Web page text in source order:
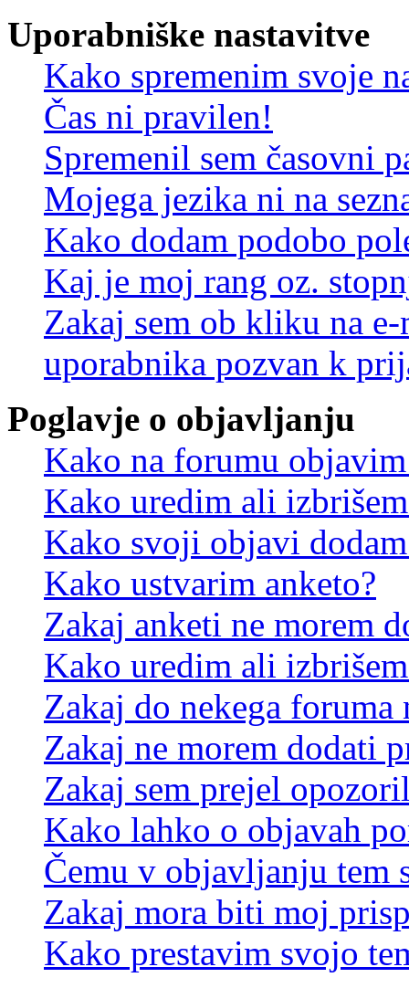
Uporabniške nastavitve
Kako spremenim svoje
Čas ni pravilen!
Spremenil sem časovni
Mojega jezika ni na
Kako dodam podobo
Kaj je moj rang oz.
Zakaj sem ob kliku na
uporabnika pozvan k
Poglavje o objavljanju
Kako na forumu
Kako uredim ali
Kako svoji objavi
Kako ustvarim anketo?
Zakaj anketi ne morem
Kako uredim ali
Zakaj do nekega foruma
Zakaj ne morem dodati
Zakaj sem prejel
Kako lahko o objavah
Čemu v objavljanju tem
Zakaj mora biti moj
Kako prestavim svojo